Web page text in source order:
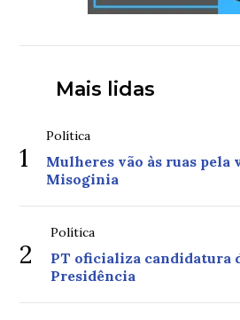
Mais lidas
1
Política
Mulheres vão às ruas pela
Misoginia
2
Política
PT oficializa candidatura
Presidência